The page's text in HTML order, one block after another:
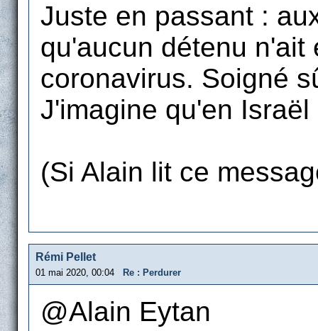
Juste en passant :
qu'aucun détenu
coronavirus. Soigné
J'imagine qu'en
(Si Alain lit ce
Rémi Pellet
01 mai 2020, 00:04 Re : Perdurer
@Alain Eytan